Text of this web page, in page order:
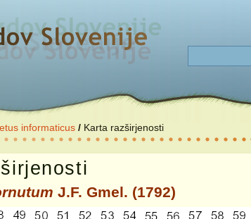
informaticus / Karta razširjenosti
J.F. Gmel. (1792)